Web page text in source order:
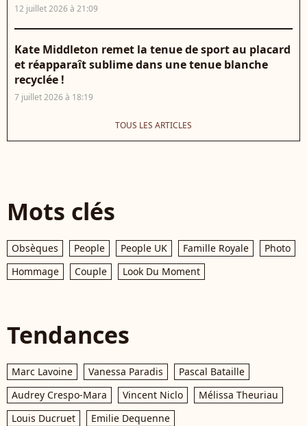
12 juillet 2026 à 21:09
Kate Middleton remet la tenue de sport au placard
et réapparaît sublime dans une tenue blanche
recyclée !
7 juillet 2026 à 18:19
TOUS LES ARTICLES
Mots clés
Obsèques People People UK Famille Royale
Photo
Hommage
Couple Look Du Moment
Tendances
Marc Lavoine Vanessa Paradis
Pascal Bataille
Audrey Crespo-Mara
Vincent Niclo
Mélissa Theuriau
Louis Ducruet
Emilie Dequenne